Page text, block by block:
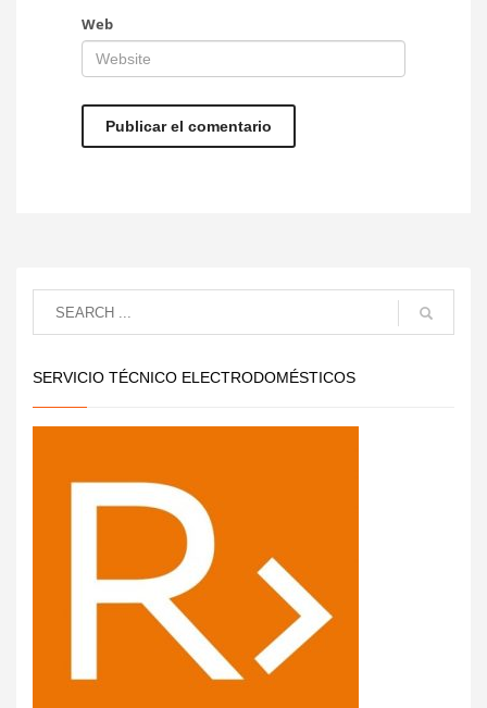
Web
SERVICIO TÉCNICO ELECTRODOMÉSTICOS